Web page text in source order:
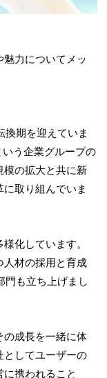
力についてメッ
換期を迎えていま
う企業グループの
模の拡大と共に新
取り組んでいま
化しています。
人材の採用と育成
門も立ち上げまし
の成長を一緒に体
としてユーザーの
携われること